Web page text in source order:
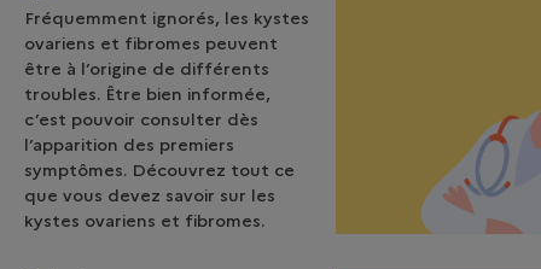
Fréquemment ignorés, les kystes
ovariens et fibromes peuvent
être à l’origine de différents
troubles. Être bien informée,
c’est pouvoir consulter dès
l’apparition des premiers
symptômes. Découvrez tout ce
que vous devez savoir sur les
kystes ovariens et fibromes.